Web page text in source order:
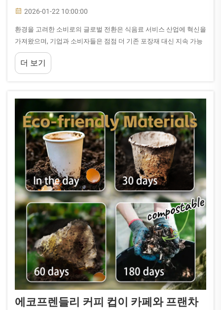
2026-01-22 10:00:00
환경을 고려한 소비로의 글로벌 전환은 식음료 서비스 산업에 혁신을
가져왔으며, 기업과 소비자들은 점점 더 기존 포장재 대신 지속 가능
한 대안을 요구하고 있다. 그 중에서도 가장 중요한 발전 사항 중 하나
는...
더 보기
에코프렌들리 커피 컵이 카페와 프랜차